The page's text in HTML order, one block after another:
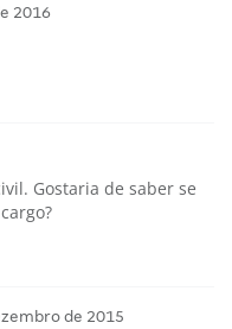
2016
Gostaria de saber se
de 2015